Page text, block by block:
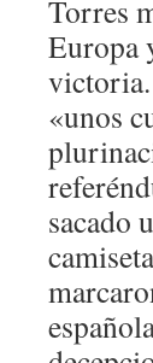
Torres
Europa
victoria.
«unos
sacado